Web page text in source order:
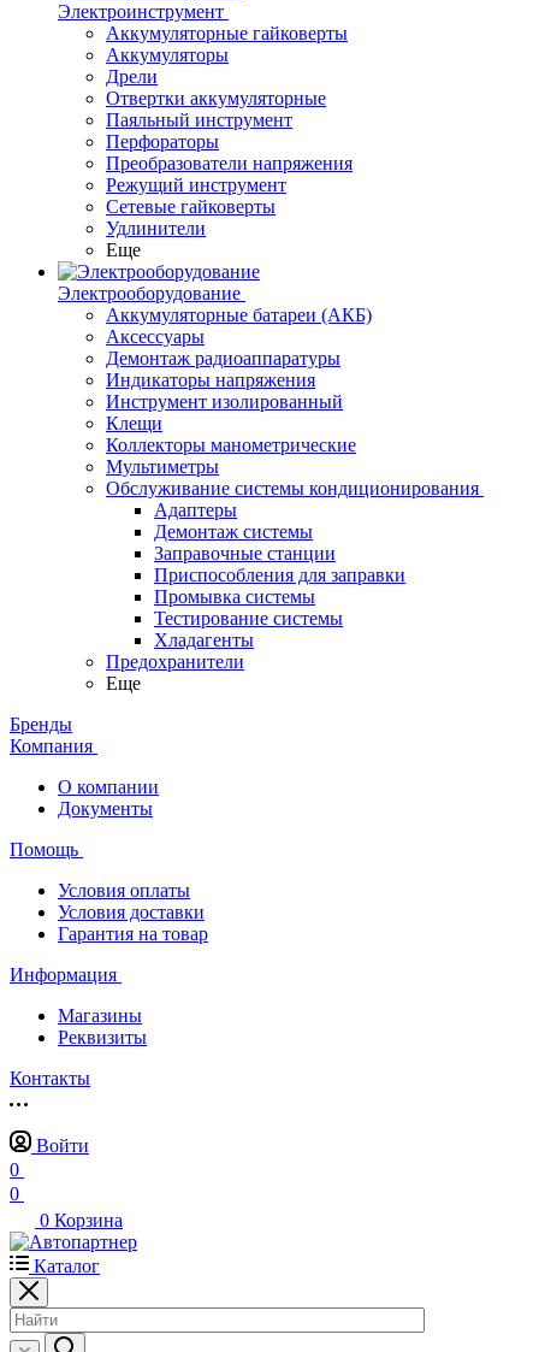
Электроинструмент
Аккумуляторные гайковерты
Аккумуляторы
Дрели
Отвертки аккумуляторные
Паяльный инструмент
Перфораторы
Преобразователи напряжения
Режущий инструмент
Сетевые гайковерты
Удлинители
Еще
Электрооборудование
Аккумуляторные батареи (АКБ)
Аксессуары
Демонтаж радиоаппаратуры
Индикаторы напряжения
Инструмент изолированный
Клещи
Коллекторы манометрические
Мультиметры
Обслуживание системы кондиционирования
Адаптеры
Демонтаж системы
Заправочные станции
Приспособления для заправки
Промывка системы
Тестирование системы
Хладагенты
Предохранители
Еще
Бренды
Компания
О компании
Документы
Помощь
Условия оплаты
Условия доставки
Гарантия на товар
Информация
Магазины
Реквизиты
Контакты
Войти
0
0
0 Корзина
Каталог